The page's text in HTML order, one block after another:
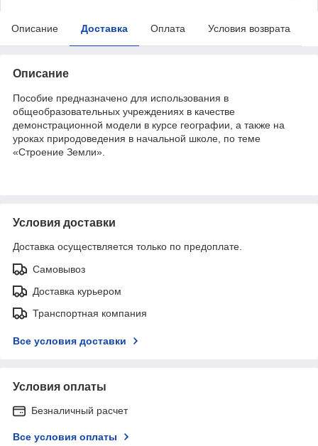
Описание Доставка Оплата Условия возврата
Описание
Пособие предназначено для использования в
общеобразовательных учреждениях в качестве
демонстрационной модели в курсе географии, а также на
уроках природоведения в начальной школе, по теме
«Строение Земли».
Условия доставки
Доставка осуществляется только по предоплате.
Самовывоз
Доставка курьером
Транспортная компания
Все условия доставки
Условия оплаты
Безналичный расчет
Все условия оплаты